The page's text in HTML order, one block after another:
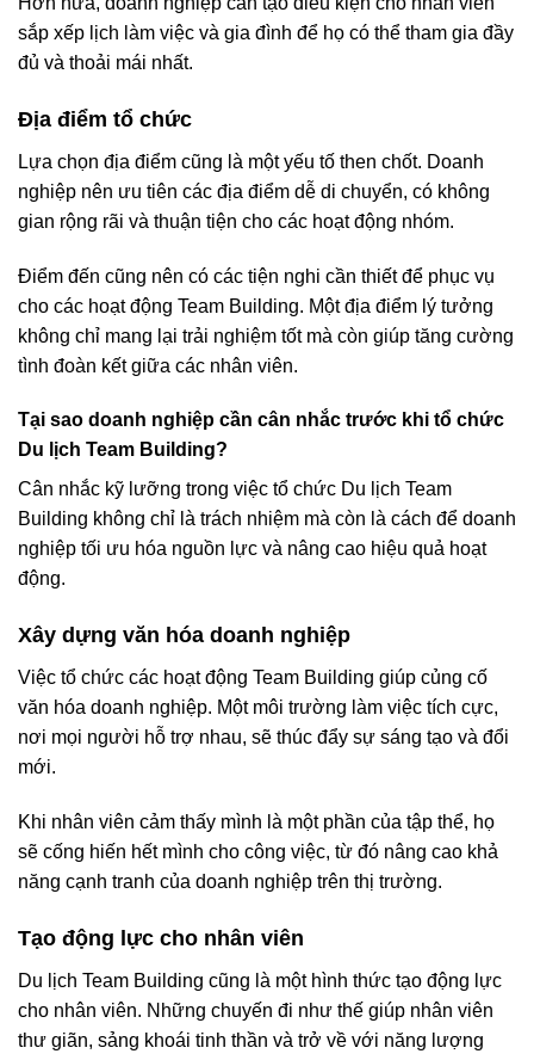
sắp xếp lịch làm việc và gia đình để họ có thể tham gia đầy
đủ và thoải mái nhất.
Địa điểm tổ chức
Lựa chọn địa điểm cũng là một yếu tố then chốt. Doanh
nghiệp nên ưu tiên các địa điểm dễ di chuyển, có không
gian rộng rãi và thuận tiện cho các hoạt động nhóm.
Điểm đến cũng nên có các tiện nghi cần thiết để phục vụ
cho các hoạt động Team Building. Một địa điểm lý tưởng
không chỉ mang lại trải nghiệm tốt mà còn giúp tăng cường
tình đoàn kết giữa các nhân viên.
Tại sao doanh nghiệp cần cân nhắc trước khi tổ chức
Du lịch Team Building?
Cân nhắc kỹ lưỡng trong việc tổ chức Du lịch Team
Building không chỉ là trách nhiệm mà còn là cách để doanh
nghiệp tối ưu hóa nguồn lực và nâng cao hiệu quả hoạt
động.
Xây dựng văn hóa doanh nghiệp
Việc tổ chức các hoạt động Team Building giúp củng cố
văn hóa doanh nghiệp. Một môi trường làm việc tích cực,
nơi mọi người hỗ trợ nhau, sẽ thúc đẩy sự sáng tạo và đổi
mới.
Khi nhân viên cảm thấy mình là một phần của tập thể, họ
sẽ cống hiến hết mình cho công việc, từ đó nâng cao khả
năng cạnh tranh của doanh nghiệp trên thị trường.
Tạo động lực cho nhân viên
Du lịch Team Building cũng là một hình thức tạo động lực
cho nhân viên. Những chuyến đi như thế giúp nhân viên
thư giãn, sảng khoái tinh thần và trở về với năng lượng